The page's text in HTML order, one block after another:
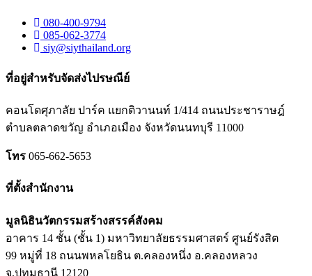
080-400-9794
085-062-3774
siy@siythailand.org
ที่อยู่สำหรับจัดส่งไปรษณีย์
คอนโดศุภาลัย ปาร์ค แยกติวานนท์ 1/414 ถนนประชาราษฎ์
ตำบลตลาดขวัญ อำเภอเมือง จังหวัดนนทบุรี 11000
โทร 065-662-5653
ที่ตั้งสำนักงาน
มูลนิธินวัตกรรมสร้างสรรค์สังคม
อาคาร 14 ชั้น (ชั้น 1) มหาวิทยาลัยธรรมศาสตร์ ศูนย์รังสิต
99 หมู่ที่ 18 ถนนพหลโยธิน ต.คลองหนึ่ง อ.คลองหลวง
จ.ปทุมธานี 12120